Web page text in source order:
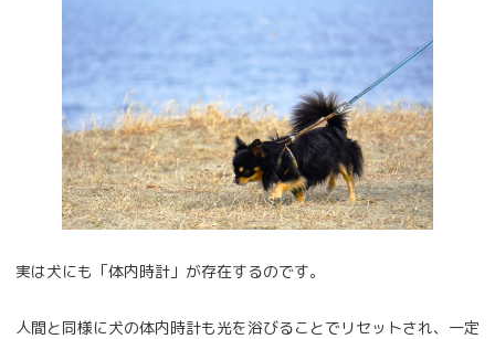
実は犬にも「体内時計」が存在するのです。
人間と同様に犬の体内時計も光を浴びることでリセットされ、一定